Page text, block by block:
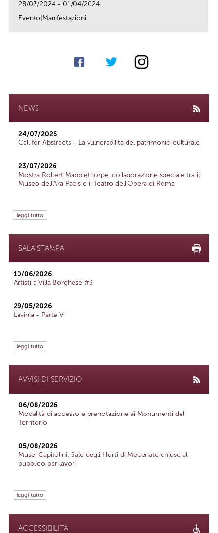
28/03/2024 - 01/04/2024
Evento|Manifestazioni
NEWS
24/07/2026
Call for Abstracts - La vulnerabilità del patrimonio culturale
23/07/2026
Mostra Robert Mapplethorpe, collaborazione speciale tra il
Museo dell'Ara Pacis e il Teatro dell'Opera di Roma
leggi tutto
SALA STAMPA
10/06/2026
Artisti a Villa Borghese #3
29/05/2026
Lavinia - Parte V
leggi tutto
AVVISI DI SERVIZIO
06/08/2026
Modalità di accesso e prenotazione ai Monumenti del
Territorio
05/08/2026
Musei Capitolini: Sale degli Horti di Mecenate chiuse al
pubblico per lavori
leggi tutto
ACCESSIBILITÀ